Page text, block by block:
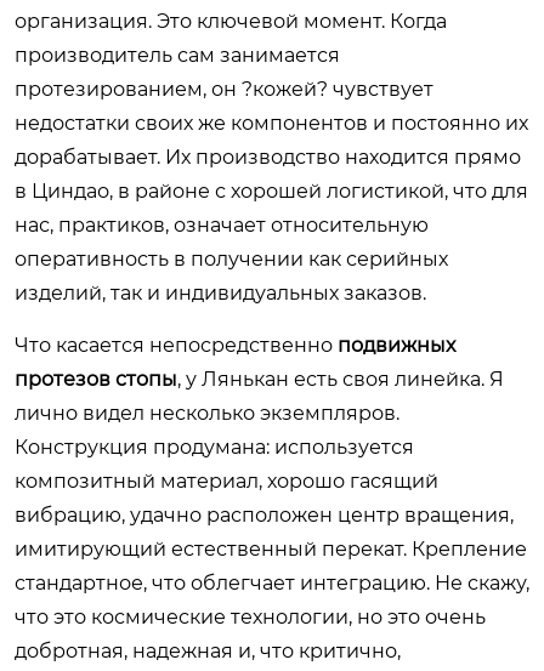
организация. Это ключевой момент. Когда
производитель сам занимается
протезированием, он ?кожей? чувствует
недостатки своих же компонентов и постоянно их
дорабатывает. Их производство находится прямо
в Циндао, в районе с хорошей логистикой, что для
нас, практиков, означает относительную
оперативность в получении как серийных
изделий, так и индивидуальных заказов.
Что касается непосредственно подвижных
протезов стопы, у Лянькан есть своя линейка. Я
лично видел несколько экземпляров.
Конструкция продумана: используется
композитный материал, хорошо гасящий
вибрацию, удачно расположен центр вращения,
имитирующий естественный перекат. Крепление
стандартное, что облегчает интеграцию. Не скажу,
что это космические технологии, но это очень
добротная, надежная и, что критично,